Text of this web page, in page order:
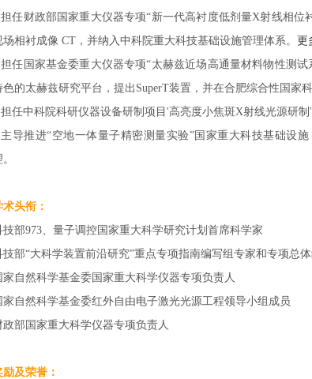
任财政部国家重大仪器专项“新一代高衬度低剂量X射线相位
场相衬成像 CT，并纳入中科院重大科技基础设施管理体系。 更
任国家基金委重大仪器专项“太赫兹近场高通量材料物性测
色的太赫兹研究平台，提出SuperT装置，并在合肥综合性国家科
任中科院科研仪器设备研制项目'高亮度小焦斑X射线光源研制'
导推进“空地一体量子精密测量实验”国家重大科技基础设
术头衔：
技部973、量子调控国家重大科学研究计划首席科学家
技部“大科学装置前沿研究”重点专项指南编写组专家和专项总
家自然科学基金委国家重大科学仪器专项负责人
家自然科学基金委红外自由电子激光光源工程领导小组成员
政部国家重大科学仪器专项负责人
励及荣誉：